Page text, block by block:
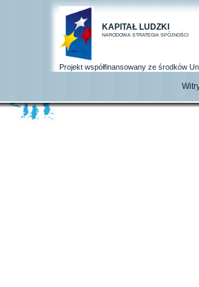
KAPITAŁ LUDZKI
NARODOWA STRATEGIA SPÓJNOŚCI
Projekt współfinansowany ze środków